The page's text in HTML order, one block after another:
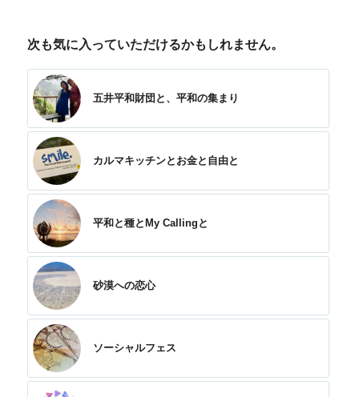
次も気に入っていただけるかもしれません。
五井平和財団と、平和の集まり
カルマキッチンとお金と自由と
平和と種とMy Callingと
砂漠への恋心
ソーシャルフェス